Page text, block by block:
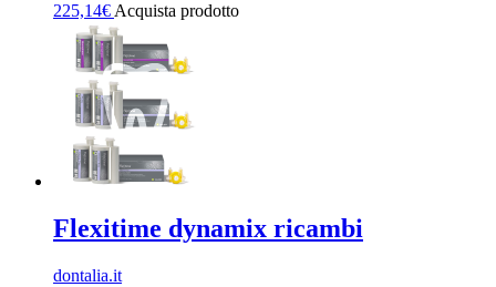
225,14€ Acquista prodotto
Flexitime dynamix ricambi
dontalia.it